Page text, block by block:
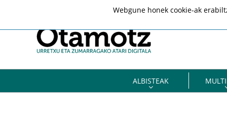
ALBISTEAK
Webgune honek cookie-ak